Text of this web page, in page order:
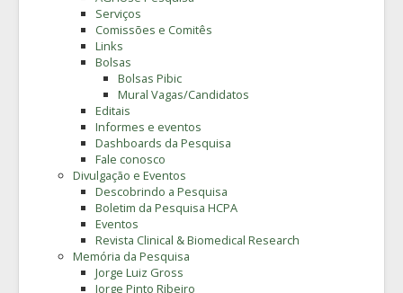
Serviços
Comissões e Comitês
Links
Bolsas
Bolsas Pibic
Mural Vagas/Candidatos
Editais
Informes e eventos
Dashboards da Pesquisa
Fale conosco
Divulgação e Eventos
Descobrindo a Pesquisa
Boletim da Pesquisa HCPA
Eventos
Revista Clinical & Biomedical Research
Memória da Pesquisa
Jorge Luiz Gross
Jorge Pinto Ribeiro